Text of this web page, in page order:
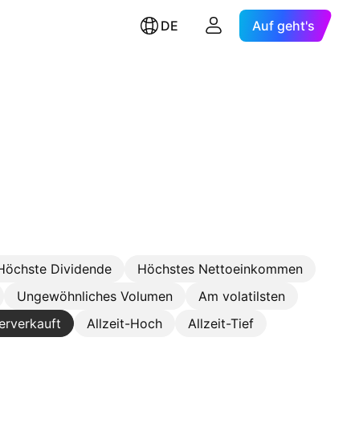
DE Auf geht's
Dividende
Höchstes Nettoeinkommen
Ungewöhnliches Volumen
Am volatilsten
Allzeit-Hoch
Allzeit-Tief